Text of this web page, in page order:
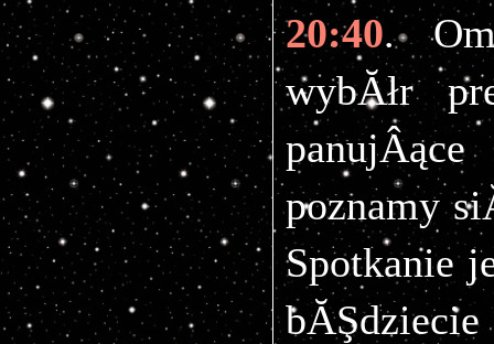
20:40.
wybĂłr
poznamy
Spotkanie